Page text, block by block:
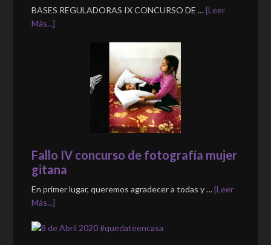
BASES REGULADORAS IX CONCURSO DE …[Leer
Más...]
Fallo IV concurso de fotografía mujer
gitana
En primer lugar, queremos agradecer a todas y …[Leer
Más...]